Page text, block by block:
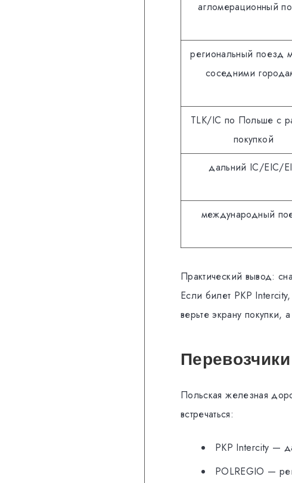
агломерационный
региональный поезд
соседними
TLK/IC по Польше с
покупкой
дальний IC/EIC/
международный
Практический вывод:
Если билет PKP
верьте экрану покупки,
Польская железная
встречаться:
PKP Intercity —
POLREGIO —